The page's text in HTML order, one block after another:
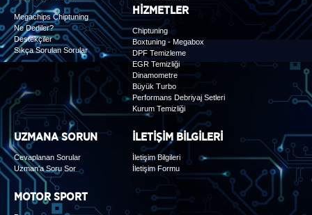
Megachips Chiptuning
Ne Dediler?
Destekçiler
Sıkça Sorulan Sorular
HİZMETLER
Chiptuning
Boxtuning - Megabox
DPF Temizleme
EGR Temizliği
Dinamometre
Büyük Turbo
Performans Debriyaj Setleri
Kurum Temizliği
UZMANA SORUN
Cevaplanan Sorular
Uzman'a Soru Sor
İLETİŞİM BİLGİLERİ
İletişim Bilgileri
İletişim Formu
MOTOR SPORT